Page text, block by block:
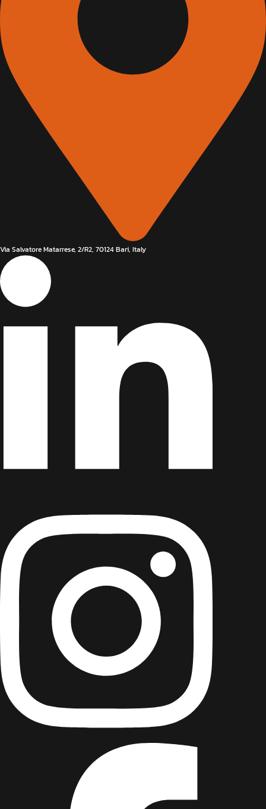
Via Salvatore Matarrese, 2/R2, 70124 Bari, Italy